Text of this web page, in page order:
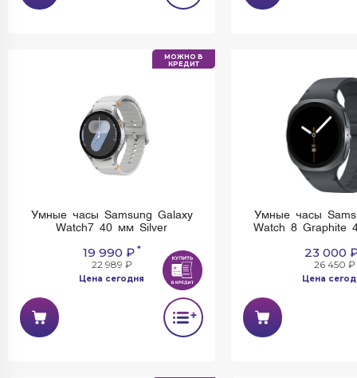
МОЖНО В
КРЕДИТ
Умные часы Samsung Galaxy
Watch7 40 мм Silver
19 990 ₽*
22 989 ₽
Цена сегодня
Умные часы
Watch 8 Graphite
23 000
26 450 ₽
Цена